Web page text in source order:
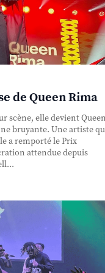
de Queen Rima
scène, elle devient
bruyante. Une artiste
a remporté le Prix
attendue depuis